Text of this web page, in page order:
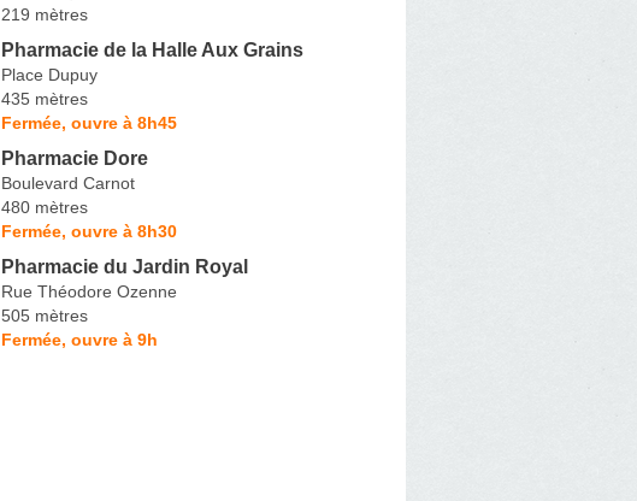
219 mètres
Pharmacie de la Halle Aux Grains
Place Dupuy
435 mètres
Fermée, ouvre à 8h45
Pharmacie Dore
Boulevard Carnot
480 mètres
Fermée, ouvre à 8h30
Pharmacie du Jardin Royal
Rue Théodore Ozenne
505 mètres
Fermée, ouvre à 9h